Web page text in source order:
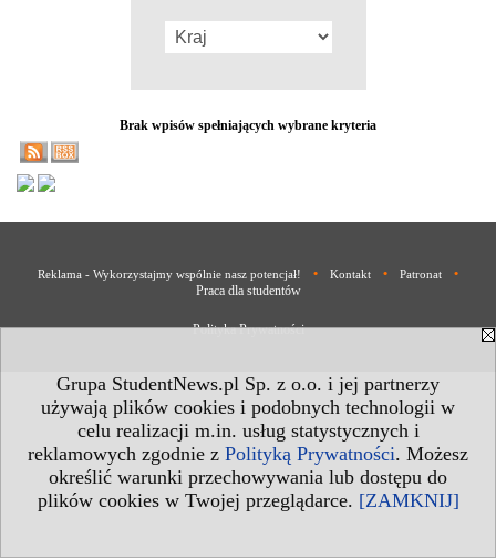
Grupa StudentNews.pl Sp. z o.o. i jej partnerzy
używają plików cookies i podobnych technologii w
celu realizacji m.in. usług statystycznych i
reklamowych zgodnie z Polityką Prywatności. Możesz
określić warunki przechowywania lub dostępu do
plików cookies w Twojej przeglądarce. [ZAMKNIJ]
Brak wpisów spełniających wybrane kryteria
Reklama - Wykorzystajmy wspólnie nasz potencjał! • Kontakt • Patronat
•
Praca dla studentów
Polityka Prywatności